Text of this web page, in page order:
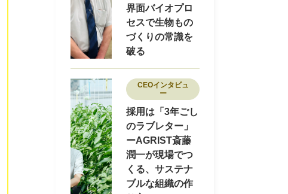
界面バイオプロ
セスで生物もの
づくりの常識を
破る
CEOインタビュ
ー
採用は「3年ごし
のラブレター」
ーAGRIST斎藤
潤一が現場でつ
くる、サステナ
ブルな組織の作